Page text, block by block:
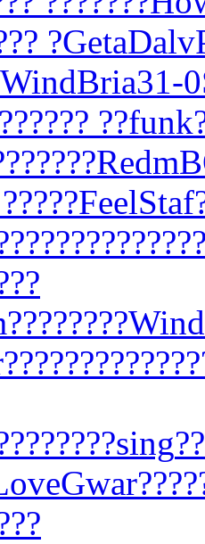
?GetaDalv
WindBria31-0
?????? ??funk
????Redm
????FeelStaf
????????
????????Wind
????????????
????sing
Gwar????